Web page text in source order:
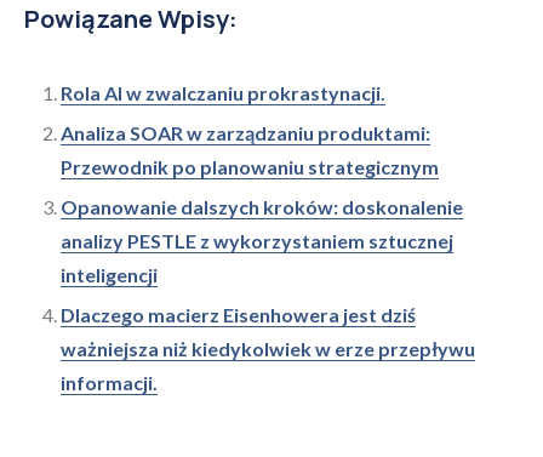
Powiązane Wpisy:
Rola AI w zwalczaniu prokrastynacji.
Analiza SOAR w zarządzaniu produktami:
Przewodnik po planowaniu strategicznym
Opanowanie dalszych kroków: doskonalenie
analizy PESTLE z wykorzystaniem sztucznej
inteligencji
Dlaczego macierz Eisenhowera jest dziś
ważniejsza niż kiedykolwiek w erze przepływu
informacji.